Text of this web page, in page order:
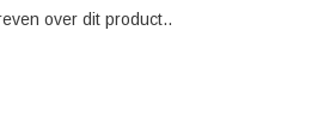
over dit product..